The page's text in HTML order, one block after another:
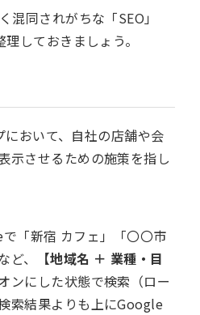
混同されがちな「SEO」
しておきましょう。
おいて、自社の店舗や会
示させるための施策を指し
「新宿 カフェ」「〇〇市
、
【地域名 ＋ 業種・目
ンにした状態で検索（ロー
索結果よりも上にGoogle